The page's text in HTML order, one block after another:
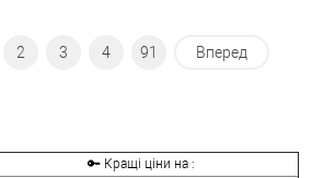
2 3 4 91 Вперед
🔑 Кращі ціни на :